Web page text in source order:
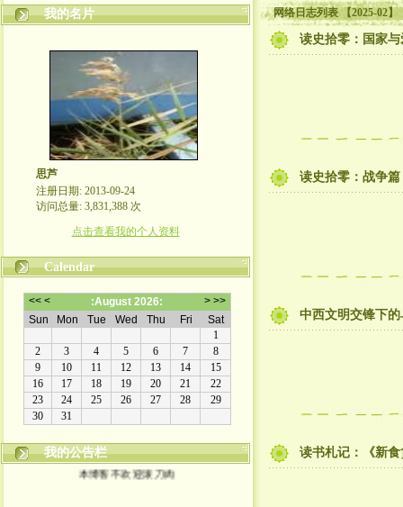
我的名片
思芦
注册日期: 2013-09-24
访问总量: 3,831,388 次
点击查看我的个人资料
Calendar
我的公告栏
本博客不欢迎滚刀肉
网络日志列表 【2025-02】
读史拾零：国家与
读史拾零：战争篇
中西文明交锋下
读书札记：《新